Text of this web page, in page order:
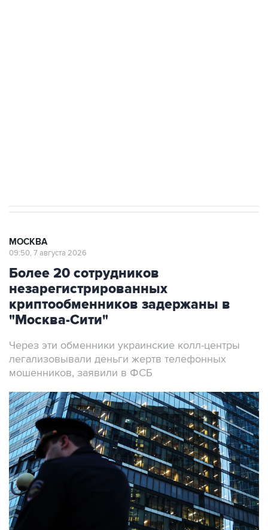
МОСКВА
09:50, 7 августа 2026
Более 20 сотрудников
незарегистрированных
криптообменников задержаны в
"Москва-Сити"
Через эти обменники украинские колл-центры
легализовывали деньги жертв телефонных
мошенников, заявили в ФСБ